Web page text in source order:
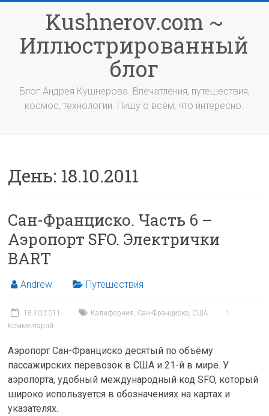
содержимомуKushnerov.com ~
Иллюстрированный
блог
Блог Андрея Кушнерова. Впечатления, путешествия,
космос, технологии. Пишу о всём, что интересно.
День: 18.10.2011
Сан-Франциско. Часть 6 –
Аэропорт SFO. Электрички
BART
Andrew Путешествия
18.10.2011 Калифорния, Сан-Франциско, США
1
Комментарий
Аэропорт Сан-Франциско десятый по объёму
пассажирских перевозок в США и 21-й в мире. У
аэропорта, удобный международный код SFO, который
широко используется в обозначениях на картах и
указателях.